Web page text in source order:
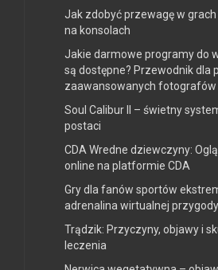
Jak zdobyć przewagę w
na konsolach
Jakie darmowe programy do
są dostępne? Przewodnik dla
zaawansowanych fotografów
Soul Calibur II – świetny
postaci
CDA Wredne dziewczyny:
online na platformie CDA
Gry dla fanów sportów
adrenalina wirtualnej przygody
Trądzik: Przyczyny, objawy i
leczenia